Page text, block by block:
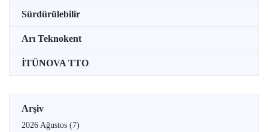
Sürdürülebilir
Arı Teknokent
İTÜNOVA TTO
Arşiv
2026 Ağustos (7)